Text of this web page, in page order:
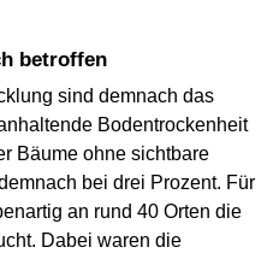
betroffen
sind demnach das
Bodentrockenheit
Bäume ohne sichtbare
bei drei Prozent. Für
an rund 40 Orten die
Dabei waren die